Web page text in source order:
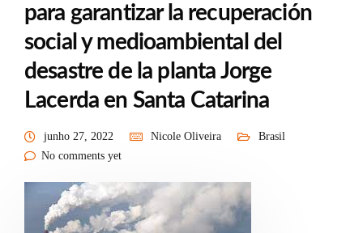
para garantizar la recuperación
social y medioambiental del
desastre de la planta Jorge
Lacerda en Santa Catarina
junho 27, 2022 Nicole Oliveira
Brasil
No comments yet